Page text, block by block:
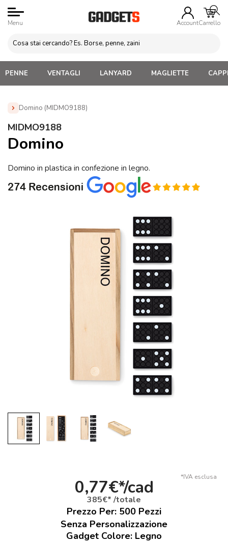
Menu AccountCarrello
PENNE VENTAGLI LANYARD MAGLIETTE
Domino (MIDMO9188)
Home » Gadget per Bambini Personalizzati
MIDMO9188
Domino
Domino in plastica in confezione in legno.
*IVA esclusa
0,77€*/cad
385€* /totale
Prezzo Per: 500 Pezzi
Senza Personalizzazione
Gadget Colore: Legno